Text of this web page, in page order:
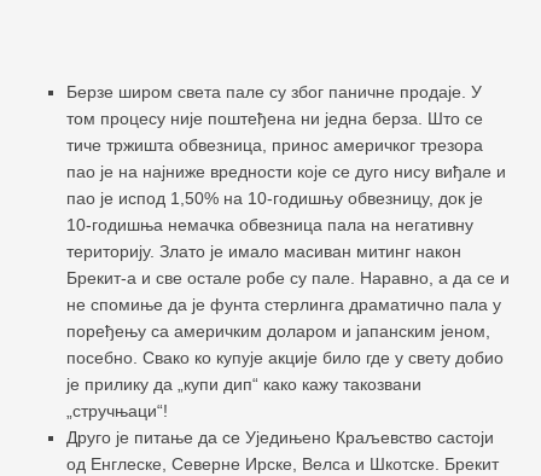
Берзе широм света пале су због паничне продаје. У
том процесу није поштеђена ни једна берза. Што се
тиче тржишта обвезница, принос америчког трезора
пао је на најниже вредности које се дуго нису виђале и
пао је испод 1,50% на 10-годишњу обвезницу, док је
10-годишња немачка обвезница пала на негативну
територију. Злато је имало масиван митинг након
Брекит-а и све остале робе су пале. Наравно, а да се и
не спомиње да је фунта стерлинга драматично пала у
поређењу са америчким доларом и јапанским јеном,
посебно. Свако ко купује акције било где у свету добио
је прилику да „купи дип“ како кажу такозвани
„стручњаци“!
Друго је питање да се Уједињено Краљевство састоји
од Енглеске, Северне Ирске, Велса и Шкотске. Брекит